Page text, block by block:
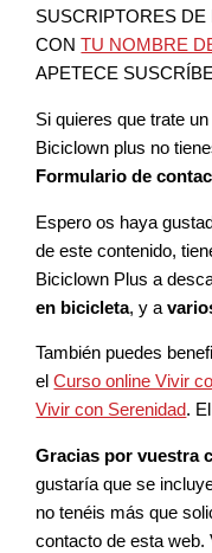
SUSCRIPTORES
CONTU NOMBRE
APETECE
Si quieres que trate
Biciclown plus no
Formulario de
Espero os haya
de este contenido,
Biciclown Plus a
en bicicleta, y a
También puedes
elCurso online Vivir
Vivir con Serenidad.
Gracias por vuestra
gustaría que se
no tenéis más que
contacto de esta